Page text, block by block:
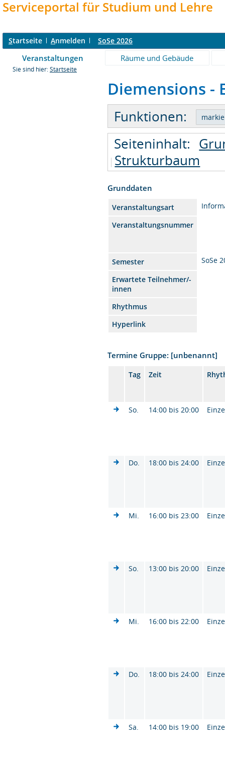
Serviceportal für Studium und Lehre
Startseite Anmelden SoSe 2026
Veranstaltungen Räume und Gebäude
Sie sind hier: Startseite
Diemensions -
Funktionen:
Seiteninhalt:
Strukturbaum
Grunddaten
Veranstaltungsart
Veranstaltungsnummer
Semester
SoSe
Erwartete Teilnehmer/-
innen
Rhythmus
Hyperlink
Termine Gruppe: [unbenannt]
Tag Zeit
So. 14:00 bis 20:00
Do. 18:00 bis 24:00
Mi. 16:00 bis 23:00
So. 13:00 bis 20:00
Mi. 16:00 bis 22:00
Do. 18:00 bis 24:00
Sa. 14:00 bis 19:00